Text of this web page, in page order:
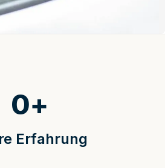
Erfahrung
0+